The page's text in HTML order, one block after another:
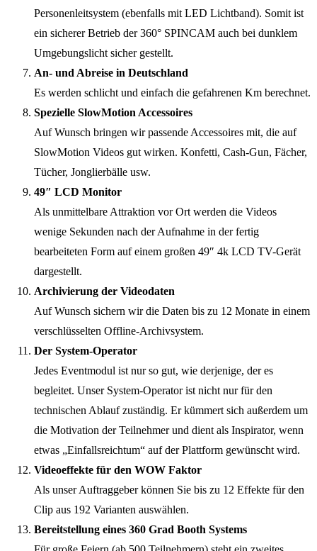
Personenleitsystem (ebenfalls mit LED Lichtband). Somit ist
ein sicherer Betrieb der 360° SPINCAM auch bei dunklem
Umgebungslicht sicher gestellt.
An- und Abreise in Deutschland
Es werden schlicht und einfach die gefahrenen Km berechnet.
Spezielle SlowMotion Accessoires
Auf Wunsch bringen wir passende Accessoires mit, die auf
SlowMotion Videos gut wirken. Konfetti, Cash-Gun, Fächer,
Tücher, Jonglierbälle usw.
49″ LCD Monitor
Als unmittelbare Attraktion vor Ort werden die Videos
wenige Sekunden nach der Aufnahme in der fertig
bearbeiteten Form auf einem großen 49″ 4k LCD TV-Gerät
dargestellt.
Archivierung der Videodaten
Auf Wunsch sichern wir die Daten bis zu 12 Monate in einem
verschlüsselten Offline-Archivsystem.
Der System-Operator
Jedes Eventmodul ist nur so gut, wie derjenige, der es
begleitet. Unser System-Operator ist nicht nur für den
technischen Ablauf zuständig. Er kümmert sich außerdem um
die Motivation der Teilnehmer und dient als Inspirator, wenn
etwas „Einfallsreichtum“ auf der Plattform gewünscht wird.
Videoeffekte für den WOW Faktor
Als unser Auftraggeber können Sie bis zu 12 Effekte für den
Clip aus 192 Varianten auswählen.
Bereitstellung eines 360 Grad Booth Systems